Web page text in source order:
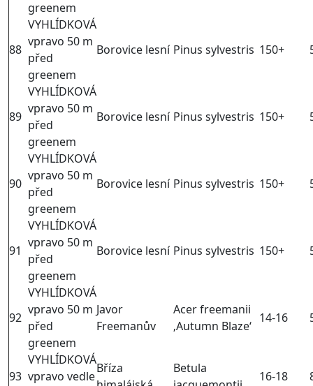
greenem
88
VYHLÍDKOVÁ
vpravo 50 m
před
greenem
Borovice lesní Pinus sylvestris 150+
89
VYHLÍDKOVÁ
vpravo 50 m
před
greenem
Borovice lesní Pinus sylvestris 150+
90
VYHLÍDKOVÁ
vpravo 50 m
před
greenem
Borovice lesní Pinus sylvestris 150+
91
VYHLÍDKOVÁ
vpravo 50 m
před
greenem
Borovice lesní Pinus sylvestris 150+
92
VYHLÍDKOVÁ
vpravo 50 m
před
greenem
Javor
Freemanův
Acer freemanii
‚Autumn Blaze‘
14-16
93
VYHLÍDKOVÁ
vpravo vedle
Bříza
Betula
16-18